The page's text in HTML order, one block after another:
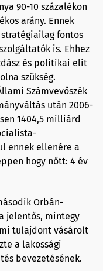
90-10 százalékon
arány. Ennek
fontos
is. Ehhez
és politikai elit
szükség.
Számvevőszék
után 2006-
1404,5 milliárd
ennek ellenére a
hogy nőtt: 4 év
Orbán-
jelentős, mintegy
tulajdont vásárolt
a lakossági
bevezetésének.